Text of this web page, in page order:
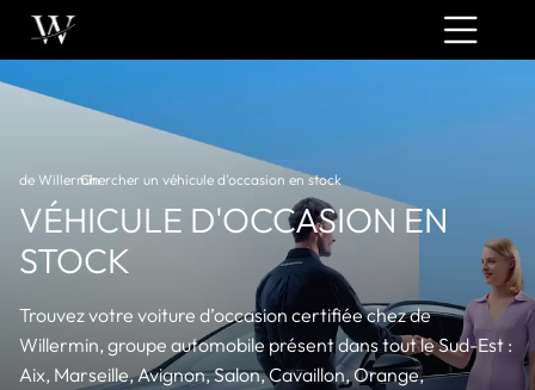
de Willermin
›
Chercher un véhicule d'occasion en stock
VÉHICULE D'OCCASION EN
STOCK
Trouvez votre voiture d’occasion certifiée chez de
Willermin, groupe automobile présent dans tout le Sud-Est :
Aix, Marseille, Avignon, Salon, Cavaillon, Orange,